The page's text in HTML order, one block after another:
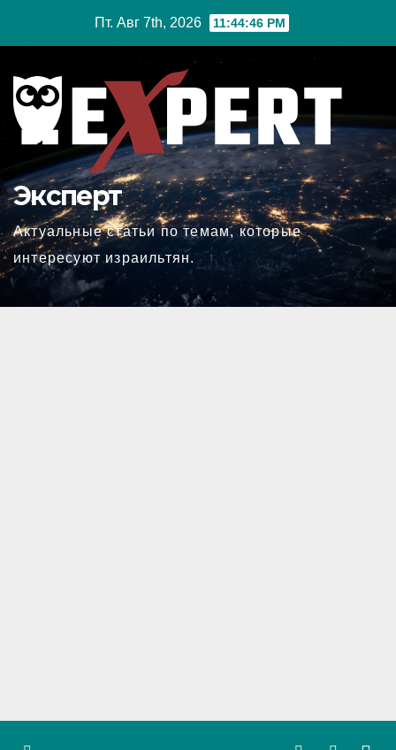
Пт. Авг 7th, 2026 11:44:47 PM
Эксперт
Актуальные статьи по темам, которые
интересуют израильтян.